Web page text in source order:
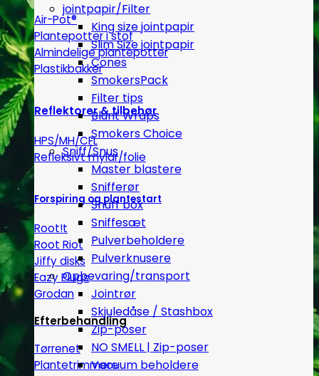
Air-Pot®
Plantepotter i stof
Almindelige plantepotter
Plastikbakker
Reflektorer & tilbehør
HPS/MH/CFL
Refleksivt mylar/folie
Forspiring og plantestart
Root!t
Root Riot
Jiffy disks
Eazy Plugs
Grodan
Efterbehandling
Tørrenet
Plantetrimmere
jointpapir/Filter
King size jointpapir
Slim Size jointpapir
Cones
SmokersPack
Filter tips
Blunt Wraps
Smokers Choice
Sniff/Snus
Master blastere
Snifferør
Snuff box
Sniffesæt
Pulverbeholdere
Pulverknusere
Opbevaring/transport
Jointrør
Skjuledåse / Stashbox
Zip-poser
NO SMELL | Zip-poser
Vacuum beholdere